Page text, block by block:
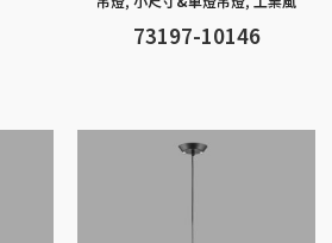
73197-10146